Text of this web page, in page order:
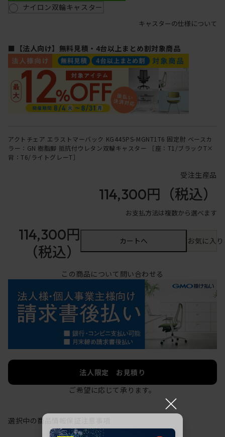
ナイロン双輪キャスター
キャスターの仕様について
■【法人向け】無料見積・4台以上まとめ割対象商品
アクトチェア エラストマーバック KG445PS-MGNT1T6 固定肘 ベースカ
ラー：GN 樹脂脚 抵抗付ウレタン双輪キャスター ［座：T1/ブラックT×
背：T6/ライトグレーT］
受注生産品
114,300円 （税込）
お支払方法は複数から選べます
114,300円
（税込）
カートへ お気に入
この商品について問い合わせる
法人限定 お見積り
ご希望に応じて承ります。
選択中の商品情報
×